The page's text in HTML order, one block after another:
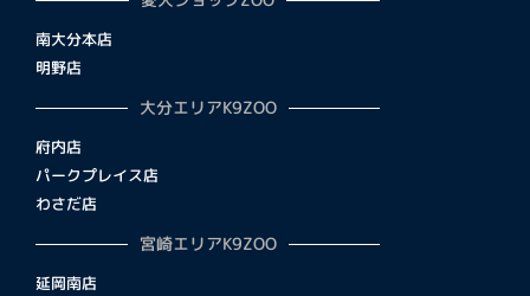
南大分本店
明野店
大分エリアK9ZOO
府内店
パークプレイス店
わさだ店
宮崎エリアK9ZOO
延岡南店